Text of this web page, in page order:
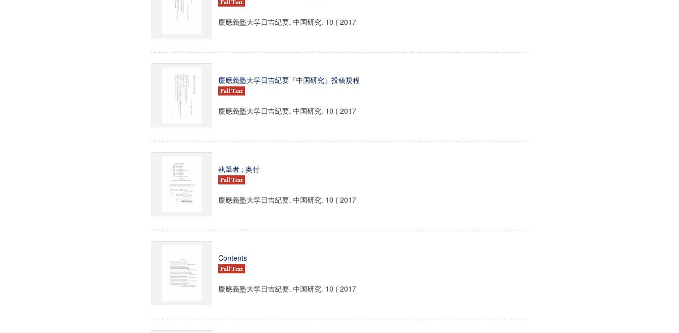
慶應義塾大学日吉紀要. 中国研究. 10 ( 2017
慶應義塾大学日吉紀要『中国研究』投稿規程
慶應義塾大学日吉紀要. 中国研究. 10 ( 2017
執筆者 ; 奥付
慶應義塾大学日吉紀要. 中国研究. 10 ( 2017
Contents
慶應義塾大学日吉紀要. 中国研究. 10 ( 2017